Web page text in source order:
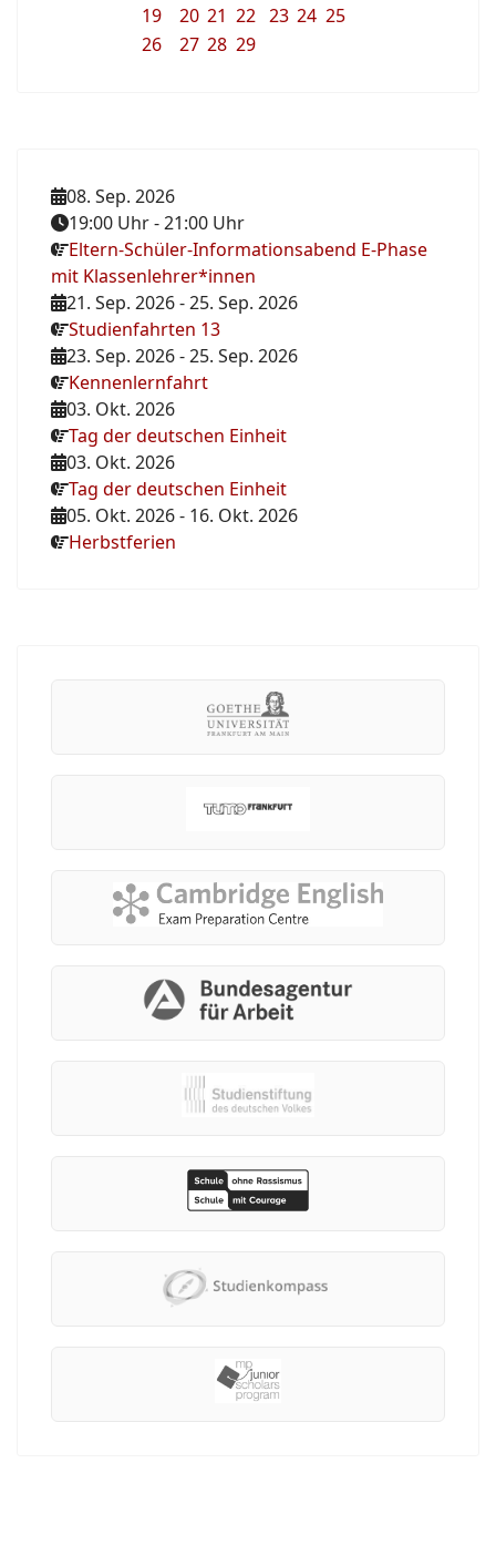
19
20 21 22 23 24 25
26
27 28 29
08. Sep. 2026
19:00 Uhr-21:00 Uhr
Eltern-Schüler-Informationsabend E-Phase
mit Klassenlehrer*innen
21. Sep. 2026-25. Sep. 2026
Studienfahrten 13
23. Sep. 2026-25. Sep. 2026
Kennenlernfahrt
03. Okt. 2026
Tag der deutschen Einheit
03. Okt. 2026
Tag der deutschen Einheit
05. Okt. 2026- 16. Okt. 2026
Herbstferien